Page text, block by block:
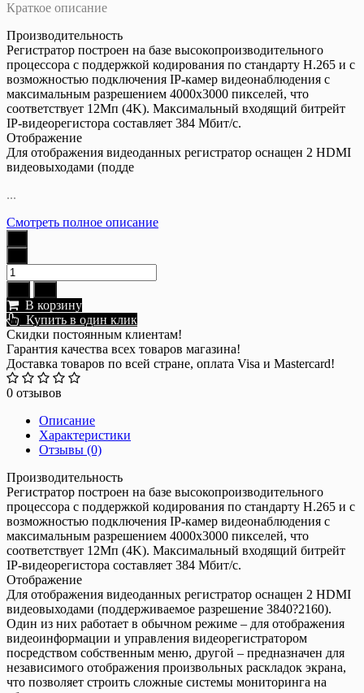
Краткое описание
Производительность
Регистратор построен на базе высокопроизводительного
процессора с поддержкой кодирования по стандарту H.265 и с
возможностью подключения IP-камер видеонаблюдения с
максимальным разрешением 4000x3000 пикселей, что
соответствует 12Мп (4K). Максимальный входящий битрейт
IP-видеорегистора составляет 384 Мбит/с.
Отображение
Для отображения видеоданных регистратор оснащен 2 HDMI
видеовыходами (подде
...
Смотреть полное описание
В корзину
Купить в один клик
Скидки постоянным клиентам!
Гарантия качества всех товаров магазина!
Доставка товаров по всей стране, оплата Visa и Mastercard!
0 отзывов
Описание
Характеристики
Отзывы (0)
Производительность
Регистратор построен на базе высокопроизводительного
процессора с поддержкой кодирования по стандарту H.265 и с
возможностью подключения IP-камер видеонаблюдения с
максимальным разрешением 4000x3000 пикселей, что
соответствует 12Мп (4K). Максимальный входящий битрейт
IP-видеорегистора составляет 384 Мбит/с.
Отображение
Для отображения видеоданных регистратор оснащен 2 HDMI
видеовыходами (поддерживаемое разрешение 3840?2160).
Один из них работает в обычном режиме – для отображения
видеоинформации и управления видеорегистратором
посредством собственным меню, другой – предназначен для
независимого отображения произвольных раскладок экрана,
что позволяет строить сложные системы мониторинга на